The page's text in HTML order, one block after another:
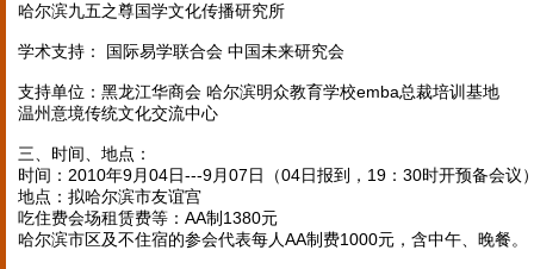
哈尔滨九五之尊国学文化传播研究所
学术支持： 国际易学联合会 中国未来研究会
支持单位：黑龙江华商会 哈尔滨明众教育学校emba总裁培训基地
温州意境传统文化交流中心
三、时间、地点：
时间：2010年9月04日---9月07日（04日报到，19：30时开预备会议
地点：拟哈尔滨市友谊宫
吃住费会场租赁费等：AA制1380元
哈尔滨市区及不住宿的参会代表每人AA制费1000元，含中午、晚餐。